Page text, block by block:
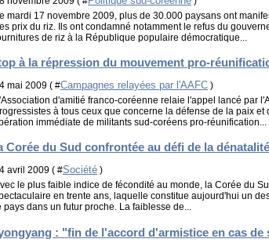
mardi 17 novembre 2009, plus de 30.000 paysans ont
prix du riz. Ils ont condamné notamment le refus du
de riz à la République populaire démocratique...
à la répression du mouvement pro-
mai 2009 ( #Campagnes relayées par l'AAFC )
d'amitié franco-coréenne relaie l'appel lancé par
à tous ceux que concerne la défense de la paix
immédiate de militants sud-coréens pro-réunification...
Corée du Sud confrontée au défi de la dénatalité
avril 2009 ( #Société )
le plus faible indice de fécondité au monde, la Corée du
en trente ans, laquelle constitue aujourd'hui un
pays dans un futur proche. La faiblesse de...
: "fin de l'accord d'armistice en cas de